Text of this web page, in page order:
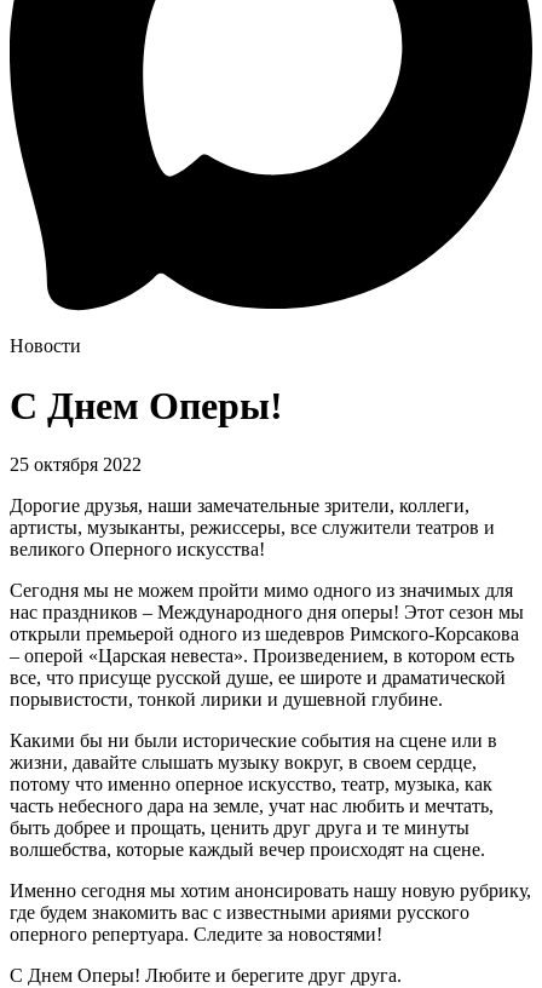
Новости
С Днем Оперы!
25 октября 2022
Дорогие друзья, наши замечательные зрители, коллеги,
артисты, музыканты, режиссеры, все служители театров и
великого Оперного искусства!
Сегодня мы не можем пройти мимо одного из значимых для
нас праздников – Международного дня оперы! Этот сезон мы
открыли премьерой одного из шедевров Римского-Корсакова
– оперой «Царская невеста». Произведением, в котором есть
все, что присуще русской душе, ее широте и драматической
порывистости, тонкой лирики и душевной глубине.
Какими бы ни были исторические события на сцене или в
жизни, давайте слышать музыку вокруг, в своем сердце,
потому что именно оперное искусство, театр, музыка, как
часть небесного дара на земле, учат нас любить и мечтать,
быть добрее и прощать, ценить друг друга и те минуты
волшебства, которые каждый вечер происходят на сцене.
Именно сегодня мы хотим анонсировать нашу новую рубрику,
где будем знакомить вас с известными ариями русского
оперного репертуара. Следите за новостями!
С Днем Оперы! Любите и берегите друг друга.